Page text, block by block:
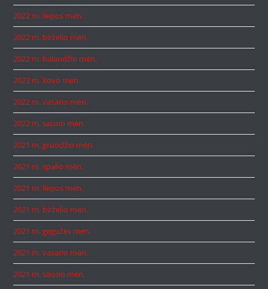
2022 m. liepos mėn.
2022 m. birželio mėn.
2022 m. balandžio mėn.
2022 m. kovo mėn.
2022 m. vasario mėn.
2022 m. sausio mėn.
2021 m. gruodžio mėn.
2021 m. spalio mėn.
2021 m. liepos mėn.
2021 m. birželio mėn.
2021 m. gegužės mėn.
2021 m. vasario mėn.
2021 m. sausio mėn.